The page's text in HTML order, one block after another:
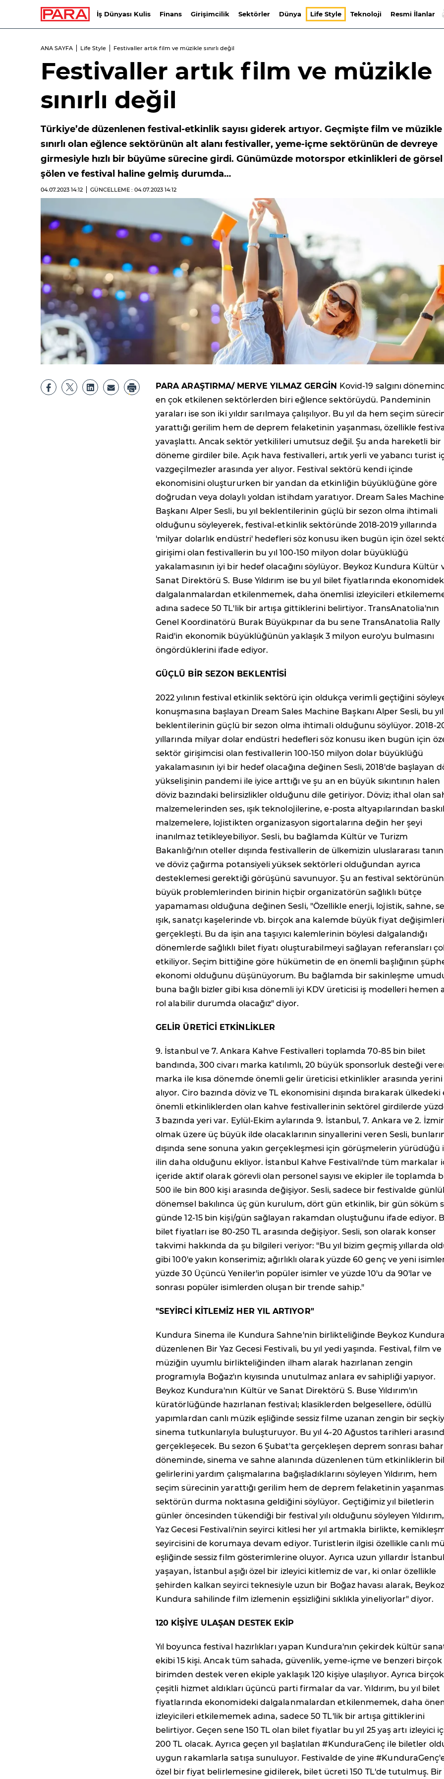
İş Dünyası Kulis Finans Girişimcilik Sektörler Dünya Life Style Teknoloji Resmi İlanlar
ANA SAYFA Life Style Festivaller artık film ve müzikle sınırlı değil
Festivaller artık film ve müzikle
sınırlı değil
Türkiye’de düzenlenen festival-etkinlik sayısı giderek artıyor. Geçmişte film ve müzikle
sınırlı olan eğlence sektörünün alt alanı festivaller, yeme-içme sektörünün de devreye
girmesiyle hızlı bir büyüme sürecine girdi. Günümüzde motorspor etkinlikleri de
şölen ve festival haline gelmiş durumda…
04.07.2023 14:12 GÜNCELLEME : 04.07.2023 14:12
PARA ARAŞTIRMA/ MERVE YILMAZ GERGİN Kovid-19 salgını
en çok etkilenen sektörlerden biri eğlence sektörüydü. Pandeminin
yaraları ise son iki yıldır sarılmaya çalışılıyor. Bu yıl da hem seçim
yarattığı gerilim hem de deprem felaketinin yaşanması, özellikle
yavaşlattı. Ancak sektör yetkilileri umutsuz değil. Şu anda hareketli bir
döneme girdiler bile. Açık hava festivalleri, artık yerli ve yabancı turist
vazgeçilmezler arasında yer alıyor. Festival sektörü kendi içinde
ekonomisini oluştururken bir yandan da etkinliğin büyüklüğüne göre
doğrudan veya dolaylı yoldan istihdam yaratıyor. Dream Sales Machine
Başkanı Alper Sesli, bu yıl beklentilerinin güçlü bir sezon olma ihtimali
olduğunu söyleyerek, festival-etkinlik sektöründe 2018-2019 yıllarında
'milyar dolarlık endüstri' hedefleri söz konusu iken bugün için özel
girişimi olan festivallerin bu yıl 100-150 milyon dolar büyüklüğü
yakalamasının iyi bir hedef olacağını söylüyor. Beykoz Kundura Kültür
Sanat Direktörü S. Buse Yıldırım ise bu yıl bilet fiyatlarında
dalgalanmalardan etkilenmemek, daha önemlisi izleyicileri
adına sadece 50 TL'lik bir artışa gittiklerini belirtiyor. TransAnatolia'nın
Genel Koordinatörü Burak Büyükpınar da bu sene TransAnatolia Rally
Raid'in ekonomik büyüklüğünün yaklaşık 3 milyon euro'yu bulmasını
öngördüklerini ifade ediyor.
GÜÇLÜ BİR SEZON BEKLENTİSİ
2022 yılının festival etkinlik sektörü için oldukça verimli geçtiğini
konuşmasına başlayan Dream Sales Machine Başkanı Alper Sesli, bu yıl
beklentilerinin güçlü bir sezon olma ihtimali olduğunu söylüyor. 2018-
yıllarında milyar dolar endüstri hedefleri söz konusu iken bugün için
sektör girişimcisi olan festivallerin 100-150 milyon dolar büyüklüğü
yakalamasının iyi bir hedef olacağına değinen Sesli, 2018'de başlayan
yükselişinin pandemi ile iyice arttığı ve şu an en büyük sıkıntının halen
döviz bazındaki belirsizlikler olduğunu dile getiriyor. Döviz; ithal olan
malzemelerinden ses, ışık teknolojilerine, e-posta altyapılarından
malzemelere, lojistikten organizasyon sigortalarına değin her şeyi
inanılmaz tetikleyebiliyor. Sesli, bu bağlamda Kültür ve Turizm
Bakanlığı'nın oteller dışında festivallerin de ülkemizin uluslararası
ve döviz çağırma potansiyeli yüksek sektörleri olduğundan ayrıca
desteklemesi gerektiği görüşünü savunuyor. Şu an festival
büyük problemlerinden birinin hiçbir organizatörün sağlıklı bütçe
yapamaması olduğuna değinen Sesli, "Özellikle enerji, lojistik, sahne,
ışık, sanatçı kaşelerinde vb. birçok ana kalemde büyük fiyat değişimleri
gerçekleşti. Bu da işin ana taşıyıcı kalemlerinin böylesi dalgalandığı
dönemlerde sağlıklı bilet fiyatı oluşturabilmeyi sağlayan referansları
etkiliyor. Seçim bittiğine göre hükümetin de en önemli başlığının
ekonomi olduğunu düşünüyorum. Bu bağlamda bir sakinleşme
buna bağlı bizler gibi kısa dönemli iyi KDV üreticisi iş modelleri hemen
rol alabilir durumda olacağız" diyor.
GELİR ÜRETİCİ ETKİNLİKLER
9. İstanbul ve 7. Ankara Kahve Festivalleri toplamda 70-85 bin bilet
bandında, 300 civarı marka katılımlı, 20 büyük sponsorluk desteği
marka ile kısa dönemde önemli gelir üreticisi etkinlikler arasında yerini
alıyor. Ciro bazında döviz ve TL ekonomisini dışında bırakarak ülkedeki
önemli etkinliklerden olan kahve festivallerinin sektörel girdilerde
3 bazında yeri var. Eylül-Ekim aylarında 9. İstanbul, 7. Ankara ve 2. İzmir
olmak üzere üç büyük ilde olacaklarının sinyallerini veren Sesli,
dışında sene sonuna yakın gerçekleşmesi için görüşmelerin yürüdüğü
ilin daha olduğunu ekliyor. İstanbul Kahve Festivali'nde tüm markalar
içeride aktif olarak görevli olan personel sayısı ve ekipler ile toplamda
500 ile bin 800 kişi arasında değişiyor. Sesli, sadece bir festivalde
dönemsel bakılınca üç gün kurulum, dört gün etkinlik, bir gün söküm
günde 12-15 bin kişi/gün sağlayan rakamdan oluştuğunu ifade ediyor.
bilet fiyatları ise 80-250 TL arasında değişiyor. Sesli, son olarak konser
takvimi hakkında da şu bilgileri veriyor: "Bu yıl bizim geçmiş yıllarda
gibi 100'e yakın konserimiz; ağırlıklı olarak yüzde 60 genç ve yeni
yüzde 30 Üçüncü Yeniler'in popüler isimler ve yüzde 10'u da 90'lar ve
sonrası popüler isimlerden oluşan bir trende sahip."
"SEYİRCİ KİTLEMİZ HER YIL ARTIYOR"
Kundura Sinema ile Kundura Sahne'nin birlikteliğinde Beykoz
düzenlenen Bir Yaz Gecesi Festivali, bu yıl yedi yaşında. Festival, film ve
müziğin uyumlu birlikteliğinden ilham alarak hazırlanan zengin
programıyla Boğaz'ın kıyısında unutulmaz anlara ev sahipliği yapıyor.
Beykoz Kundura'nın Kültür ve Sanat Direktörü S. Buse Yıldırım'ın
küratörlüğünde hazırlanan festival; klasiklerden belgesellere, ödüllü
yapımlardan canlı müzik eşliğinde sessiz filme uzanan zengin bir
sinema tutkunlarıyla buluşturuyor. Bu yıl 4-20 Ağustos tarihleri
gerçekleşecek. Bu sezon 6 Şubat'ta gerçekleşen deprem sonrası bahar
döneminde, sinema ve sahne alanında düzenlenen tüm etkinliklerin
gelirlerini yardım çalışmalarına bağışladıklarını söyleyen Yıldırım, hem
seçim sürecinin yarattığı gerilim hem de deprem felaketinin
sektörün durma noktasına geldiğini söylüyor. Geçtiğimiz yıl biletlerin
günler öncesinden tükendiği bir festival yılı olduğunu söyleyen
Yaz Gecesi Festivali'nin seyirci kitlesi her yıl artmakla birlikte,
seyircisini de korumaya devam ediyor. Turistlerin ilgisi özellikle canlı
eşliğinde sessiz film gösterimlerine oluyor. Ayrıca uzun yıllardır
yaşayan, İstanbul aşığı özel bir izleyici kitlemiz de var, ki onlar özellikle
şehirden kalkan seyirci teknesiyle uzun bir Boğaz havası alarak, Beykoz
Kundura sahilinde film izlemenin eşsizliğini sıklıkla yineliyorlar" diyor.
120 KİŞİYE ULAŞAN DESTEK EKİP
Yıl boyunca festival hazırlıkları yapan Kundura'nın çekirdek kültür
ekibi 15 kişi. Ancak tüm sahada, güvenlik, yeme-içme ve benzeri birçok
birimden destek veren ekiple yaklaşık 120 kişiye ulaşılıyor. Ayrıca birçok
çeşitli hizmet aldıkları üçüncü parti firmalar da var. Yıldırım, bu yıl bilet
fiyatlarında ekonomideki dalgalanmalardan etkilenmemek, daha
izleyicileri etkilememek adına, sadece 50 TL'lik bir artışa gittiklerini
belirtiyor. Geçen sene 150 TL olan bilet fiyatlar bu yıl 25 yaş artı izleyici
200 TL olacak. Ayrıca geçen yıl başlatılan #KunduraGenç ile biletler
uygun rakamlarla satışa sunuluyor. Festivalde de yine
özel bir fiyat belirlemesine gidilerek, bilet ücreti 150 TL'de tutulmuş. Bir